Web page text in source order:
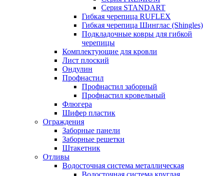
Серия STANDART
Гибкая черепица RUFLEX
Гибкая черепица Шинглас (Shingles)
Подкладочные ковры для гибкой
черепицы
Комплектующие для кровли
Лист плоский
Ондулин
Профнастил
Профнастил заборный
Профнастил кровельный
Флюгера
Шифер пластик
Ограждения
Заборные панели
Заборные решетки
Штакетник
Отливы
Водосточная система металлическая
Водосточная система круглая